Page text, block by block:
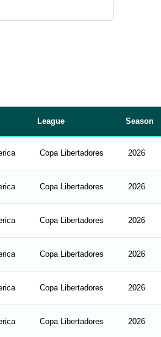
League Season
Copa Libertadores 2026
Copa Libertadores 2026
Copa Libertadores 2026
Copa Libertadores 2026
Copa Libertadores 2026
Copa Libertadores 2026